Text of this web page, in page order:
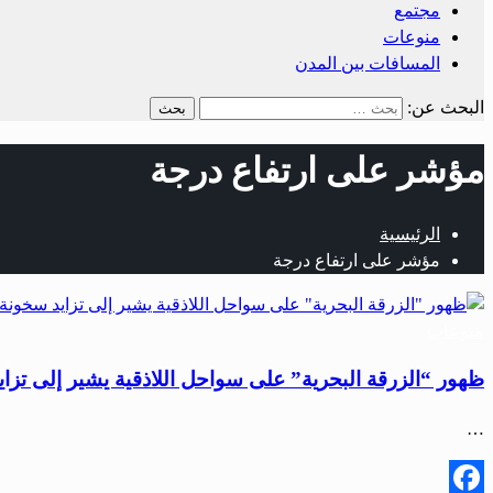
مجتمع
منوعات
المسافات بين المدن
البحث عن:
مؤشر على ارتفاع درجة
الرئيسية
مؤشر على ارتفاع درجة
ظهور “الزرقة البحرية” على سواحل اللاذقية يشير إلى
…